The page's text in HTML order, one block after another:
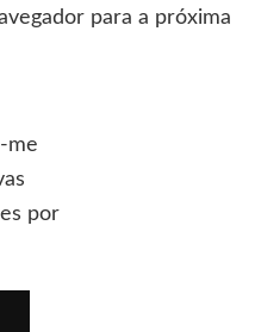
para a próxima
me
por